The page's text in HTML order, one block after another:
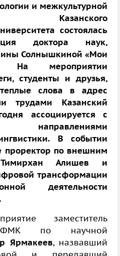
и межкультурной
Казанского
состоялась
доктора наук,
Солнышкиной «Мои
На мероприятии
студенты и друзья,
слова в адрес
трудами Казанский
ассоциируется с
направлениями
В событии
проректор по внешним
Алишев и
трансформации
деятельности
заместитель
по научной
Ярмакеев, назвавший